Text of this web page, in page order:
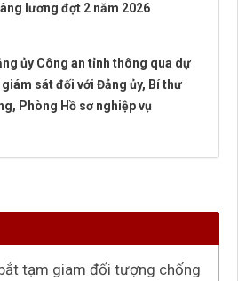
lương đợt 2 năm 2026
ủy Công an tỉnh thông qua dự
sát đối với Đảng ủy, Bí thư
Phòng Hồ sơ nghiệp vụ
tạm giam đối tượng chống